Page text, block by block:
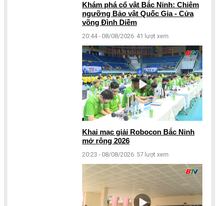
Khám phá cổ vật Bắc Ninh: Chiêm
ngưỡng Bảo vật Quốc Gia - Cửa
võng Đình Diềm
20:44 - 08/08/2026 41 lượt xem
Khai mạc giải Robocon Bắc Ninh
mở rộng 2026
20:23 - 08/08/2026 57 lượt xem